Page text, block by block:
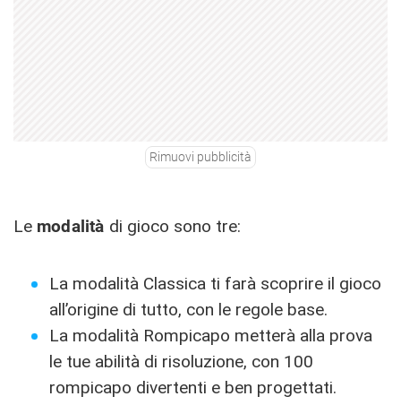
Rimuovi pubblicità
Le modalità di gioco sono tre:
La modalità Classica ti farà scoprire il gioco
all’origine di tutto, con le regole base.
La modalità Rompicapo metterà alla prova
le tue abilità di risoluzione, con 100
rompicapo divertenti e ben progettati.